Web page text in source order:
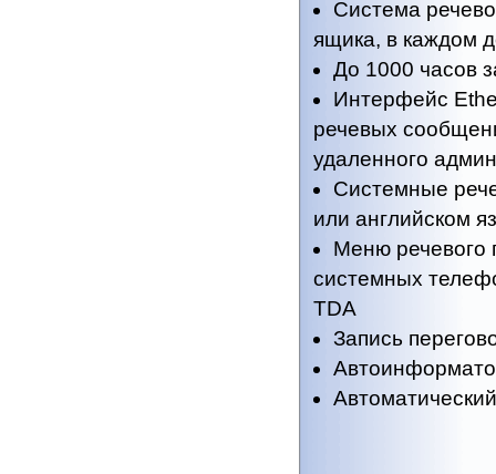
Система
ящика, в каждом
До 1000 часов
Интерфейс
речевых
удаленного
Системные
или английском
Меню речевого
системных
TDA
Запись